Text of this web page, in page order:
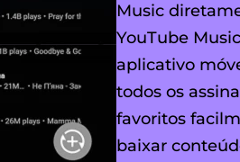
Music
YouTube
aplicativo
todos os
favoritos
baixar